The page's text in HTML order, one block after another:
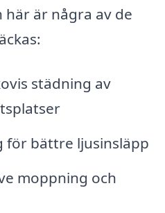
här är några av de
städning av
för bättre ljusinsläpp
moppning och